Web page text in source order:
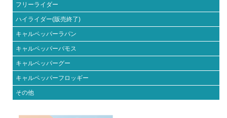
フリーライダー
ハイライダー(販売終了)
キャルペッパーラパン
キャルペッパーバモス
キャルペッパーグー
キャルペッパーフロッギー
その他